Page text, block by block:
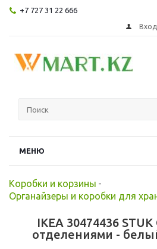
+7 727 31 22 666
Вход
МЕНЮ
Коробки и корзины -
Органайзеры и коробки для
IKEA 30474436
отделениями -